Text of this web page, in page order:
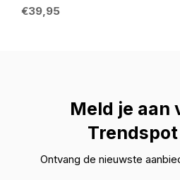
€39,95
Meld je aan
Ontvang de nieuwste